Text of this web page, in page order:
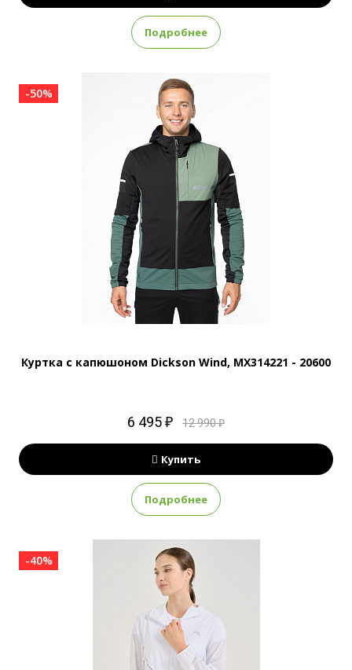
Подробнее
-50%
Куртка с капюшоном Dickson Wind, MX314221 - 20600
6 495 ₽ 12 990 ₽
Купить
Подробнее
-40%